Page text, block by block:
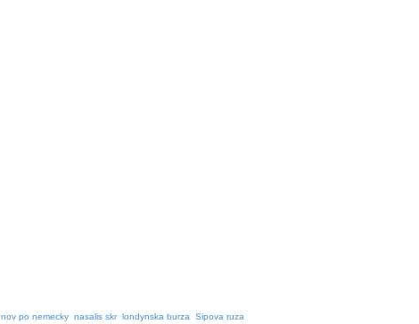
nov po nemecky nasalis skr londynska burza Sipova ruza